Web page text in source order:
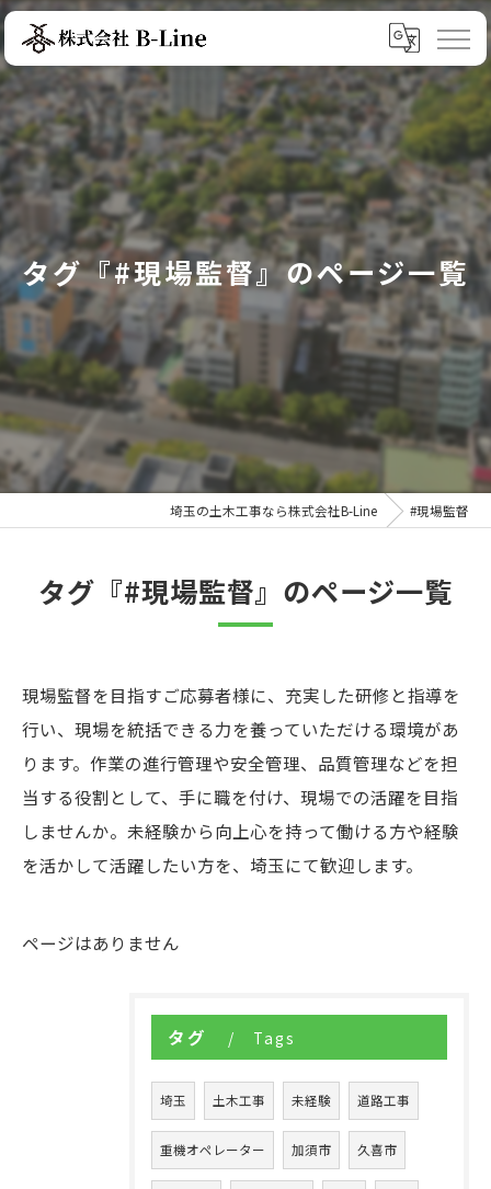
タグ『#現場監督』のページ一覧
埼玉の土木工事なら株式会社B-Line #現場監督
タグ『#現場監督』のページ一覧
現場監督を目指すご応募者様に、充実した研修と指導を
行い、現場を統括できる力を養っていただける環境があ
ります。作業の進行管理や安全管理、品質管理などを担
当する役割として、手に職を付け、現場での活躍を目指
しませんか。未経験から向上心を持って働ける方や経験
を活かして活躍したい方を、埼玉にて歓迎します。
ページはありません
タグ Tags
埼玉 土木工事 未経験 道路工事
重機オペレーター 加須市 久喜市